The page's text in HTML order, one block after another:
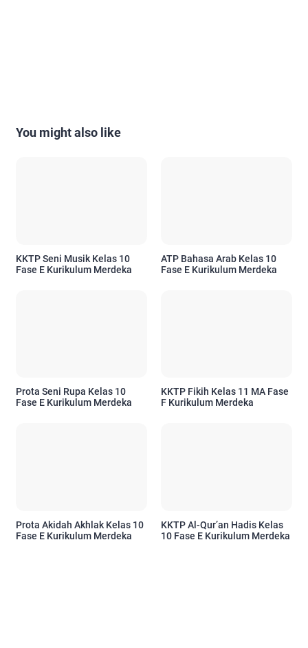
You might also like
KKTP Seni Musik Kelas 10
Fase E Kurikulum Merdeka
ATP Bahasa Arab Kelas 10
Fase E Kurikulum Merdeka
Prota Seni Rupa Kelas 10
Fase E Kurikulum Merdeka
KKTP Fikih Kelas 11 MA Fase
F Kurikulum Merdeka
Prota Akidah Akhlak Kelas 10
Fase E Kurikulum Merdeka
KKTP Al-Qur’an Hadis Kelas
10 Fase E Kurikulum Merdeka